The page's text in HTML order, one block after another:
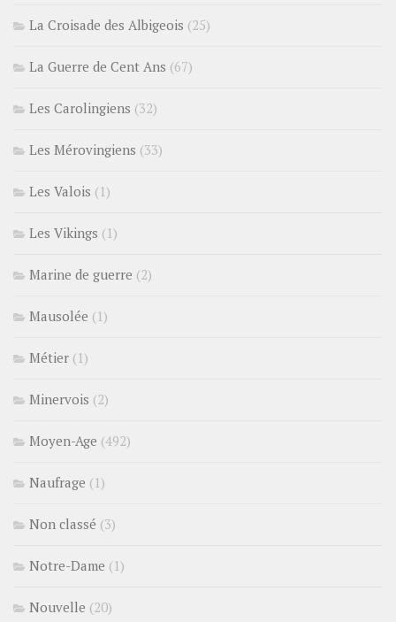
La Croisade des Albigeois (25)
La Guerre de Cent Ans (67)
Les Carolingiens (32)
Les Mérovingiens (33)
Les Valois (1)
Les Vikings (1)
Marine de guerre (2)
Mausolée (1)
Métier (1)
Minervois (2)
Moyen-Age (492)
Naufrage (1)
Non classé (3)
Notre-Dame (1)
Nouvelle (20)